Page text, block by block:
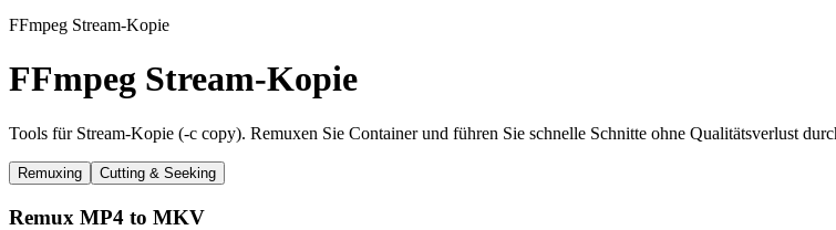
FFmpeg Stream-Kopie
FFmpeg Stream-Kopie
Tools für Stream-Kopie (-c copy). Remuxen Sie Container und führen Sie schnelle Schnitte ohne Qualitätsverlust
Remuxing Cutting & Seeking
Remux MP4 to MKV